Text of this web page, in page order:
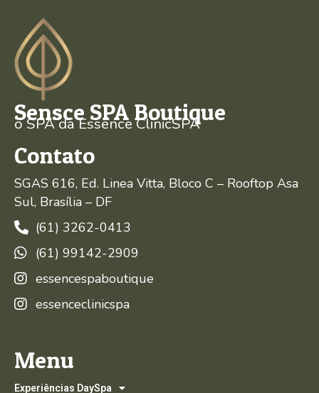
Sensce SPA Boutique
o SPA da Essence ClinicSPA
Contato
SGAS 616, Ed. Linea Vitta, Bloco C – Rooftop Asa
Sul, Brasília – DF
(61) 3262-0413
(61) 99142-2909
essencespaboutique
essenceclinicspa
Menu
Experiências DaySpa